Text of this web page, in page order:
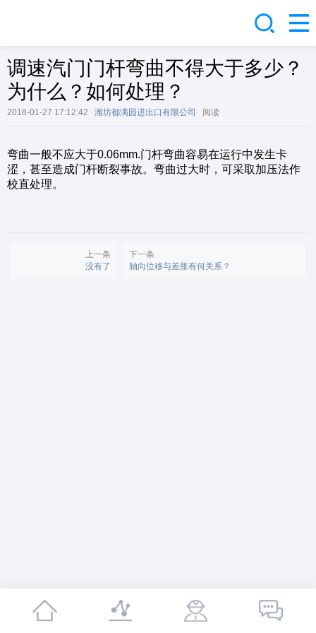
调速汽门门杆弯曲不得大于多少？
为什么？如何处理？
2018-01-27 17:12:42 潍坊都满园进出口有限公司 阅读
弯曲一般不应大于0.06mm.门杆弯曲容易在运行中发生卡
涩，甚至造成门杆断裂事故。弯曲过大时，可采取加压法作
校直处理。
上一条
没有了
下一条
轴向位移与差胀有何关系？
关于我们
产品中心